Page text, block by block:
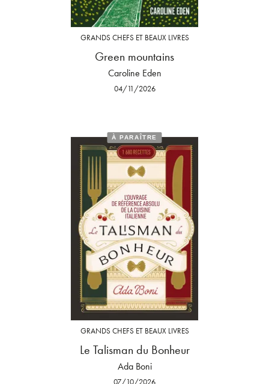
GRANDS CHEFS ET BEAUX LIVRES
Green mountains
Caroline Eden
04/11/2026
À PARAÎTRE
GRANDS CHEFS ET BEAUX LIVRES
Le Talisman du Bonheur
Ada Boni
07/10/2026